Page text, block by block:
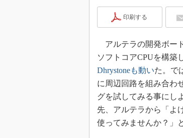
印刷する
アルテラの開発ボー
ソフトコアCPUを構築
Dhrystoneも動いた。で
に周辺回路を組み合わ
グを試してみる事に
先、アルテラから「よ
使ってみませんか？」